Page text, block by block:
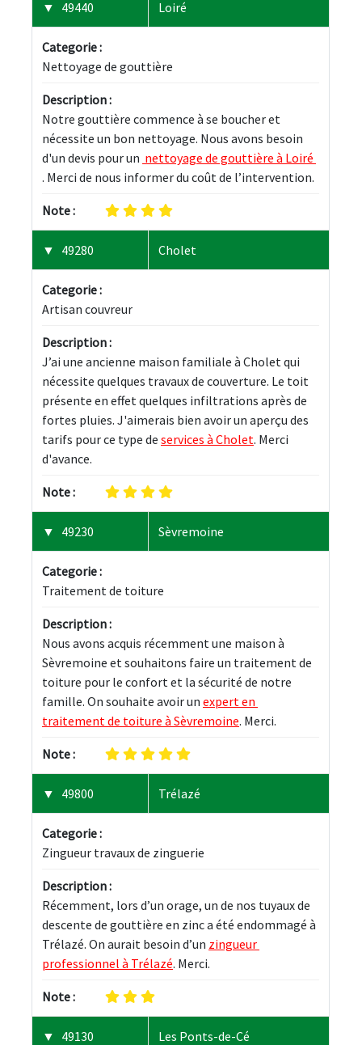
49440 Loiré
Categorie :
Nettoyage de gouttière
Description :
Notre gouttière commence à se boucher et
nécessite un bon nettoyage. Nous avons besoin
d'un devis pour un nettoyage de gouttière à Loiré
. Merci de nous informer du coût de l’intervention.
Note :
49280 Cholet
Categorie :
Artisan couvreur
Description :
J’ai une ancienne maison familiale à Cholet qui
nécessite quelques travaux de couverture. Le toit
présente en effet quelques infiltrations après de
fortes pluies. J'aimerais bien avoir un aperçu des
tarifs pour ce type de services à Cholet. Merci
d'avance.
Note :
49230 Sèvremoine
Categorie :
Traitement de toiture
Description :
Nous avons acquis récemment une maison à
Sèvremoine et souhaitons faire un traitement de
toiture pour le confort et la sécurité de notre
famille. On souhaite avoir un expert en
traitement de toiture à Sèvremoine. Merci.
Note :
49800 Trélazé
Categorie :
Zingueur travaux de zinguerie
Description :
Récemment, lors d’un orage, un de nos tuyaux de
descente de gouttière en zinc a été endommagé à
Trélazé. On aurait besoin d’un zingueur
professionnel à Trélazé. Merci.
Note :
49130 Les Ponts-de-Cé